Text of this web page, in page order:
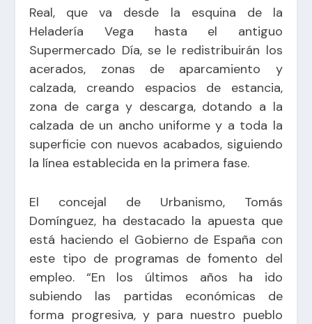
Real, que va desde la esquina de la
Heladería Vega hasta el antiguo
Supermercado Día, se le redistribuirán los
acerados, zonas de aparcamiento y
calzada, creando espacios de estancia,
zona de carga y descarga, dotando a la
calzada de un ancho uniforme y a toda la
superficie con nuevos acabados, siguiendo
la línea establecida en la primera fase.
El concejal de Urbanismo, Tomás
Domínguez, ha destacado la apuesta que
está haciendo el Gobierno de España con
este tipo de programas de fomento del
empleo. “En los últimos años ha ido
subiendo las partidas económicas de
forma progresiva, y para nuestro pueblo